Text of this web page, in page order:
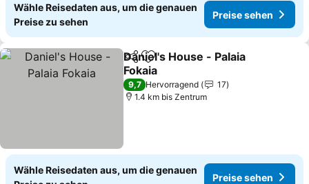
Wähle Reisedaten aus, um die genauen
Preise zu sehen
Preise sehen
TeilenZu Favoriten hinzufügen
Daniel's House - Palaia
Fokaia
Preise sehen
9,7 Hervorragend
17
1.4 km bis Zentrum
Wähle Reisedaten aus, um die genauen
Preise sehen